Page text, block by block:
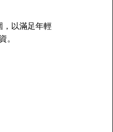
以滿足年輕
。